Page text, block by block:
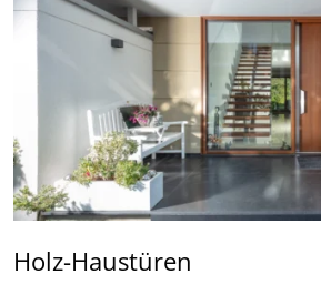
Holz-Haustüren